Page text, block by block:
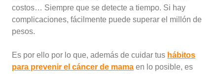
costos… Siempre que se detecte a tiempo. Si hay
complicaciones, fácilmente puede superar el millón de
pesos.
Es por ello por lo que, además de cuidar tus hábitos
para prevenir el cáncer de mama en lo posible, es